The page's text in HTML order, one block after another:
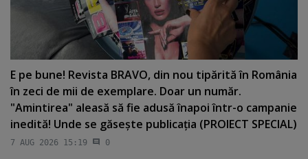
E pe bune! Revista BRAVO, din nou tipărită în România
în zeci de mii de exemplare. Doar un număr.
"Amintirea" aleasă să fie adusă înapoi într-o campanie
inedită! Unde se găseşte publicaţia (PROIECT SPECIAL)
7 AUG 2026 15:19 0